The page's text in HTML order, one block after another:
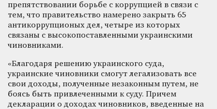
препятствовании борьбе с коррупцией в связи с
тем, что правительство намерено закрыть 65
антикоррупционых дел, четыре из которых
связаны с высокопоставленными украинскими
чиновниками.
«Благодаря решению украинского суда,
украинские чиновники смогут легализовать все
свои доходы, полученные незаконным путем, не
боясь быть привлеченными к суду. Причем
декларации о доходах чиновников, введенные на